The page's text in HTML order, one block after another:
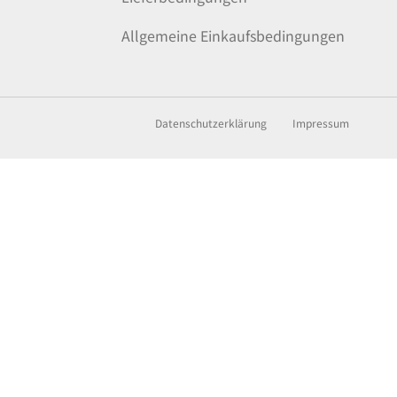
Allgemeine Einkaufsbedingungen
Datenschutzerklärung Impressum